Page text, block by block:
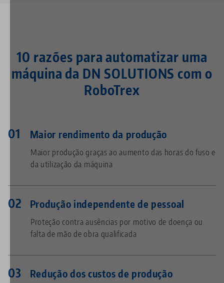
10 razões para automatizar uma
máquina da DN SOLUTIONS com o
RoboTrex
Maior rendimento da produção
Maior produção graças ao aumento das horas do fuso e
da utilização da máquina
Produção independente de pessoal
Proteção contra ausências por motivo de doença ou
falta de mão de obra qualificada
Redução dos custos de produção